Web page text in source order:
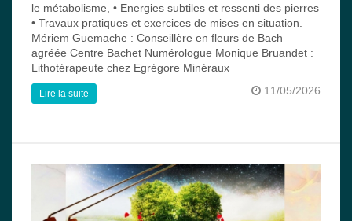
le métabolisme, • Energies subtiles et ressenti des pierres
• Travaux pratiques et exercices de mises en situation.
Mériem Guemache : Conseillère en fleurs de Bach
agréée Centre Bachet Numérologue Monique Bruandet :
Lithotérapeute chez Egrégore Minéraux
11/05/2026
Lire la suite